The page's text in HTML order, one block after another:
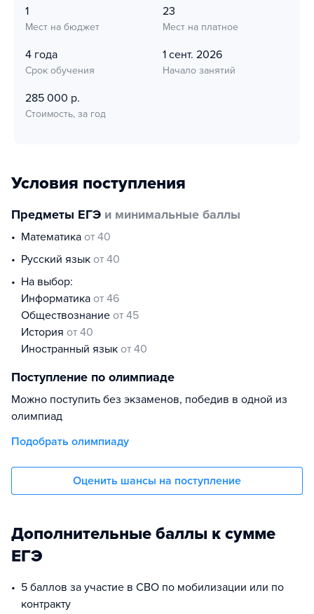
1
Мест на бюджет
23
Мест на платное
4 года
Срок обучения
1 сент. 2026
Начало занятий
285 000 р.
Стоимость, за год
Условия поступления
Предметы ЕГЭ и минимальные баллы
математика от 40
русский язык от 40
На выбор:
информатика от 46
обществознание от 45
история от 40
иностранный язык от 40
Поступление по олимпиаде
Можно поступить без экзаменов, победив в одной из
олимпиад
Подобрать олимпиаду
Оценить шансы на поступление
Дополнительные баллы к сумме
ЕГЭ
5 баллов за участие в СВО по мобилизации или по
контракту